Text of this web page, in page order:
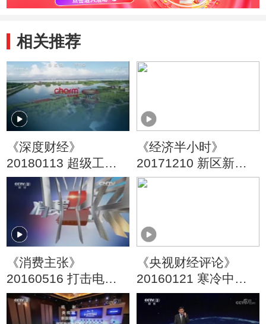
相关推荐
《深度财经》
20180113 超级工程
大揭秘：细节之处见
《经济半小时》
20171210 新区新坐
标 书写中国智慧的两
《消费主张》
20160516 打击电信
网络违法犯罪——伪
基站之害
《央视财经评论》
20160121 寒冷中的
百货业能否迎来春
天？